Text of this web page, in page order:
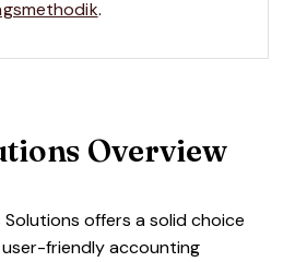
.
Overview
Solutions offers a solid choice
friendly accounting